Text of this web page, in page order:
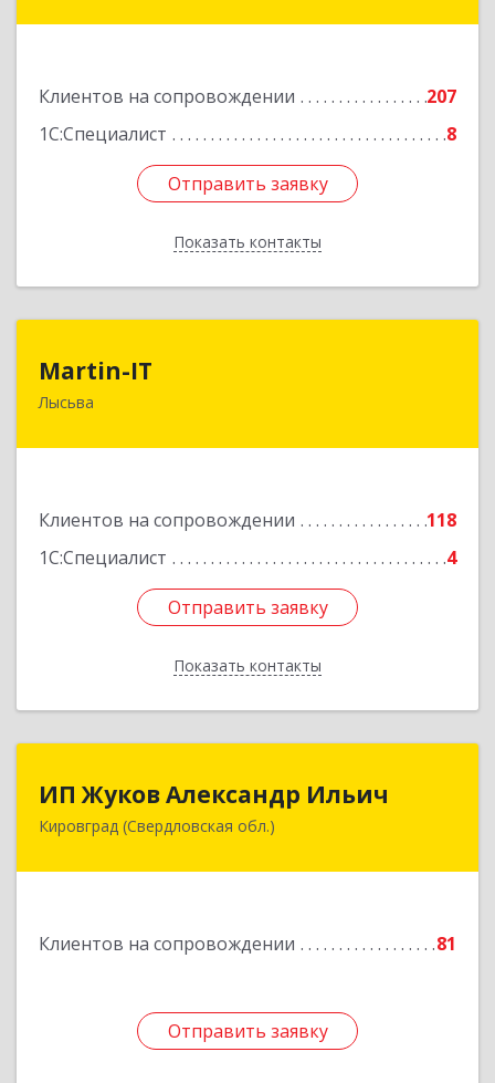
Клиентов на сопровождении
207
1С:Специалист
8
Отправить заявку
Показать контакты
Отправить заявку
Назад
Martin-IT
Лысьва
Клиентов на сопровождении
118
1С:Специалист
4
Отправить заявку
Показать контакты
618900, Пермский край, Лысьва г, Смышляева
Отправить заявку
Назад
ИП Жуков Александр Ильич
Кировград (Свердловская обл.)
Клиентов на сопровождении 81
Отправить заявку
624140, Свердловская обл, Кировград г,
Отправить заявку